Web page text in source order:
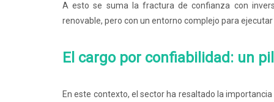
A esto se suma la fractura de confianza con
renovable, pero con un entorno complejo para
El cargo por confiabilidad: un
En este contexto, el sector ha resaltado la